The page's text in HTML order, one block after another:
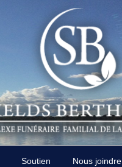
Soutien Nous joindre